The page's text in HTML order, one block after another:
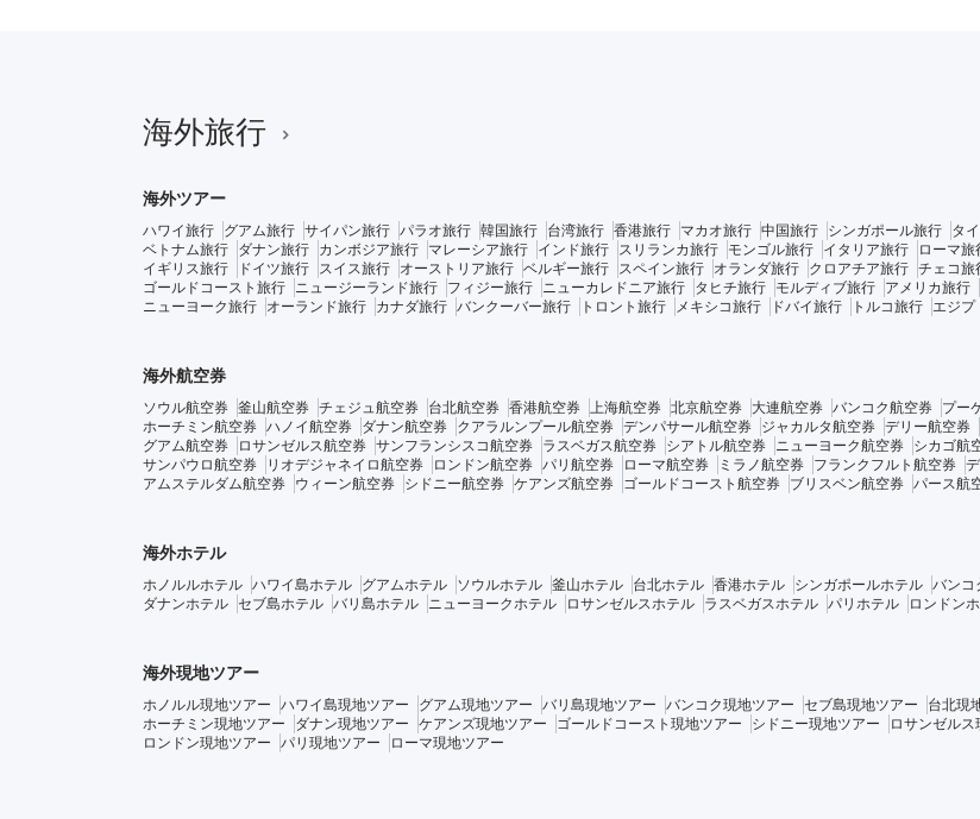
海外旅行
海外ツアー
ハワイ旅行 グアム旅行 サイパン旅行 パラオ旅行 韓国旅行 台湾旅行 香港旅行 マカオ旅行 中国旅行 シンガポール旅行 タ
ベトナム旅行
ダナン旅行 カンボジア旅行 マレーシア旅行 インド旅行 スリランカ旅行 モンゴル旅行 イタリア旅行 ローマ旅
イギリス旅行
ドイツ旅行 スイス旅行 オーストリア旅行 ベルギー旅行 スペイン旅行 オランダ旅行 クロアチア旅行 チェコ旅
ゴールドコースト旅行
ニュージーランド旅行 フィジー旅行 ニューカレドニア旅行 タヒチ旅行 モルディブ旅行 アメリカ旅行
ニューヨーク旅行
オーランド旅行 カナダ旅行 バンクーバー旅行 トロント旅行 メキシコ旅行 ドバイ旅行 トルコ旅行 エジプ
海外航空券
ソウル航空券 釜山航空券 チェジュ航空券 台北航空券 香港航空券 上海航空券 北京航空券 大連航空券 バンコク航空券 プー
ホーチミン航空券 ハノイ航空券 ダナン航空券 クアラルンプール航空券 デンパサール航空券 ジャカルタ航空券 デリー航空券
グアム航空券
ロサンゼルス航空券 サンフランシスコ航空券 ラスベガス航空券 シアトル航空券 ニューヨーク航空券 シカゴ航
サンパウロ航空券
リオデジャネイロ航空券 ロンドン航空券 パリ航空券 ローマ航空券 ミラノ航空券 フランクフルト航空券
アムステルダム航空券
ウィーン航空券 シドニー航空券 ケアンズ航空券 ゴールドコースト航空券 ブリスベン航空券 パース航
海外ホテル
ホノルルホテル ハワイ島ホテル グアムホテル ソウルホテル 釜山ホテル 台北ホテル 香港ホテル シンガポールホテル バンコ
ダナンホテル セブ島ホテル バリ島ホテル ニューヨークホテル ロサンゼルスホテル ラスベガスホテル パリホテル ロンドン
海外現地ツアー
ホノルル現地ツアー ハワイ島現地ツアー グアム現地ツアー バリ島現地ツアー バンコク現地ツアー セブ島現地ツアー 台北現
ホーチミン現地ツアー
ダナン現地ツアー ケアンズ現地ツアー ゴールドコースト現地ツアー シドニー現地ツアー ロサンゼルス
ロンドン現地ツアー
パリ現地ツアー ローマ現地ツアー